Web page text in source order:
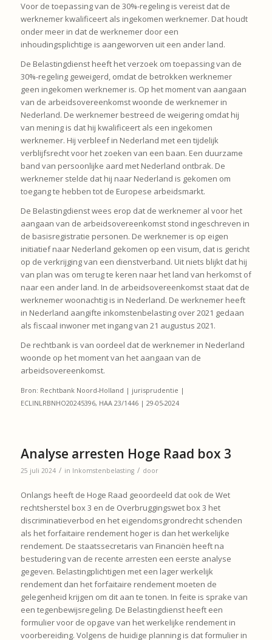
Voor de toepassing van de 30%-regeling is vereist dat de
werknemer kwalificeert als ingekomen werknemer. Dat houdt
onder meer in dat de werknemer door een
inhoudingsplichtige is aangeworven uit een ander land.
De Belastingdienst heeft het verzoek om toepassing van de
30%-regeling geweigerd, omdat de betrokken werknemer
geen ingekomen werknemer is. Op het moment van aangaan
van de arbeidsovereenkomst woonde de werknemer in
Nederland. De werknemer bestreed de weigering omdat hij
van mening is dat hij kwalificeert als een ingekomen
werknemer. Hij verbleef in Nederland met een tijdelijk
verblijfsrecht voor het zoeken van een baan. Een duurzame
band van persoonlijke aard met Nederland ontbrak. De
werknemer stelde dat hij naar Nederland is gekomen om
toegang te hebben tot de Europese arbeidsmarkt.
De Belastingdienst wees erop dat de werknemer al voor het
aangaan van de arbeidsovereenkomst stond ingeschreven in
de basisregistratie personen. De werknemer is op eigen
initiatief naar Nederland gekomen op een visum, dat is gericht
op de verkrijging van een dienstverband. Uit niets blijkt dat hij
van plan was om terug te keren naar het land van herkomst of
naar een ander land. In de arbeidsovereenkomst staat dat de
werknemer woonachtig is in Nederland. De werknemer heeft
in Nederland aangifte inkomstenbelasting over 2021 gedaan
als fiscaal inwoner met ingang van 21 augustus 2021.
De rechtbank is van oordeel dat de werknemer in Nederland
woonde op het moment van het aangaan van de
arbeidsovereenkomst.
Bron: Rechtbank Noord-Holland | jurisprudentie |
ECLINLRBNHO20245396, HAA 23/1446 | 29-05-2024
Analyse arresten Hoge Raad box 3
25 juli 2024 / in Inkomstenbelasting / door
Onlangs heeft de Hoge Raad geoordeeld dat ook de Wet
rechtsherstel box 3 en de Overbruggingswet box 3 het
discriminatieverbod en het eigendomsgrondrecht schenden
als het forfaitaire rendement hoger is dan het werkelijke
rendement. De staatssecretaris van Financiën heeft na
bestudering van de recente arresten een eerste analyse
gegeven. Belastingplichtigen met een lager werkelijk
rendement dan het forfaitaire rendement moeten de
gelegenheid krijgen om dit aan te tonen. In feite is sprake van
een tegenbewijsregeling. De Belastingdienst heeft een
formulier voor de opgave van het werkelijke rendement in
voorbereiding. Volgens de huidige planning is dat formulier in